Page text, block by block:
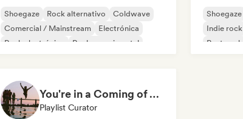
Shoegaze Rock alternativo
Coldwave
Comercial / Mainstream
Electrónica
Rock electrónico
Rock experimental
Shoegaze
Indie rock
Post punk
You're in a Coming of Age Movie
Playlist Curator